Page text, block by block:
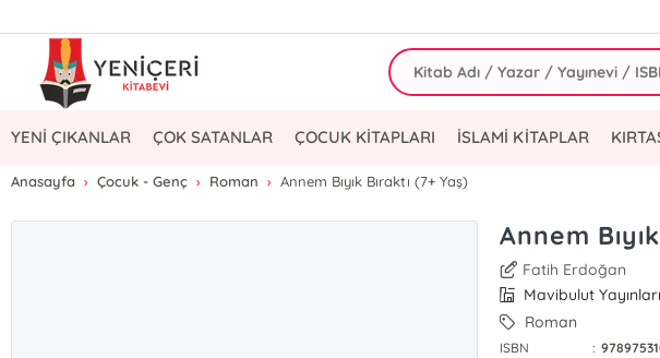
YENİ ÇIKANLAR ÇOK SATANLAR ÇOCUK KİTAPLARI İSLAMİ KİTAPLAR
Anasayfa Çocuk - Genç Roman Annem Bıyık Bıraktı (7+ Yaş)
Annem
Fatih Erdoğan
Mavibulut Yayınları
Roman
ISBN :